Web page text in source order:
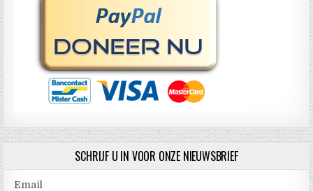
SCHRIJF U IN VOOR ONZE NIEUWSBRIEF
Email